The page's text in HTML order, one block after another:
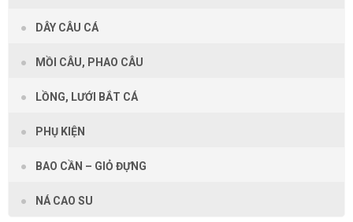
DÂY CÂU CÁ
MỒI CÂU, PHAO CÂU
LỒNG, LƯỚI BẮT CÁ
PHỤ KIỆN
BAO CẦN – GIỎ ĐỰNG
NÁ CAO SU